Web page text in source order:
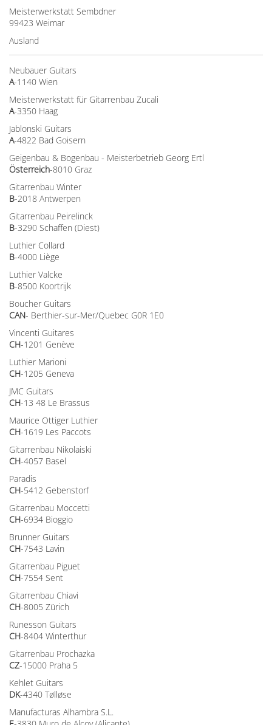
Meisterwerkstatt Sembdner
99423 Weimar
Ausland
Neubauer Guitars
A-1140 Wien
Meisterwerkstatt für Gitarrenbau Zucali
A-3350 Haag
Jablonski Guitars
A-4822 Bad Goisern
Geigenbau & Bogenbau - Meisterbetrieb Georg Ertl
Österreich-8010 Graz
Gitarrenbau Winter
B-2018 Antwerpen
Gitarrenbau Peirelinck
B-3290 Schaffen (Diest)
Luthier Collard
B-4000 Liège
Luthier Valcke
B-8500 Koortrijk
Boucher Guitars
CAN- Berthier-sur-Mer/Quebec G0R 1E0
Vincenti Guitares
CH-1201 Genève
Luthier Marioni
CH-1205 Geneva
JMC Guitars
CH-13 48 Le Brassus
Maurice Ottiger Luthier
CH-1619 Les Paccots
Gitarrenbau Nikolaiski
CH-4057 Basel
Paradis
CH-5412 Gebenstorf
Gitarrenbau Moccetti
CH-6934 Bioggio
Brunner Guitars
CH-7543 Lavin
Gitarrenbau Piguet
CH-7554 Sent
Gitarrenbau Chiavi
CH-8005 Zürich
Runesson Guitars
CH-8404 Winterthur
Gitarrenbau Prochazka
CZ-15000 Praha 5
Kehlet Guitars
DK-4340 Tølløse
Manufacturas Alhambra S.L.